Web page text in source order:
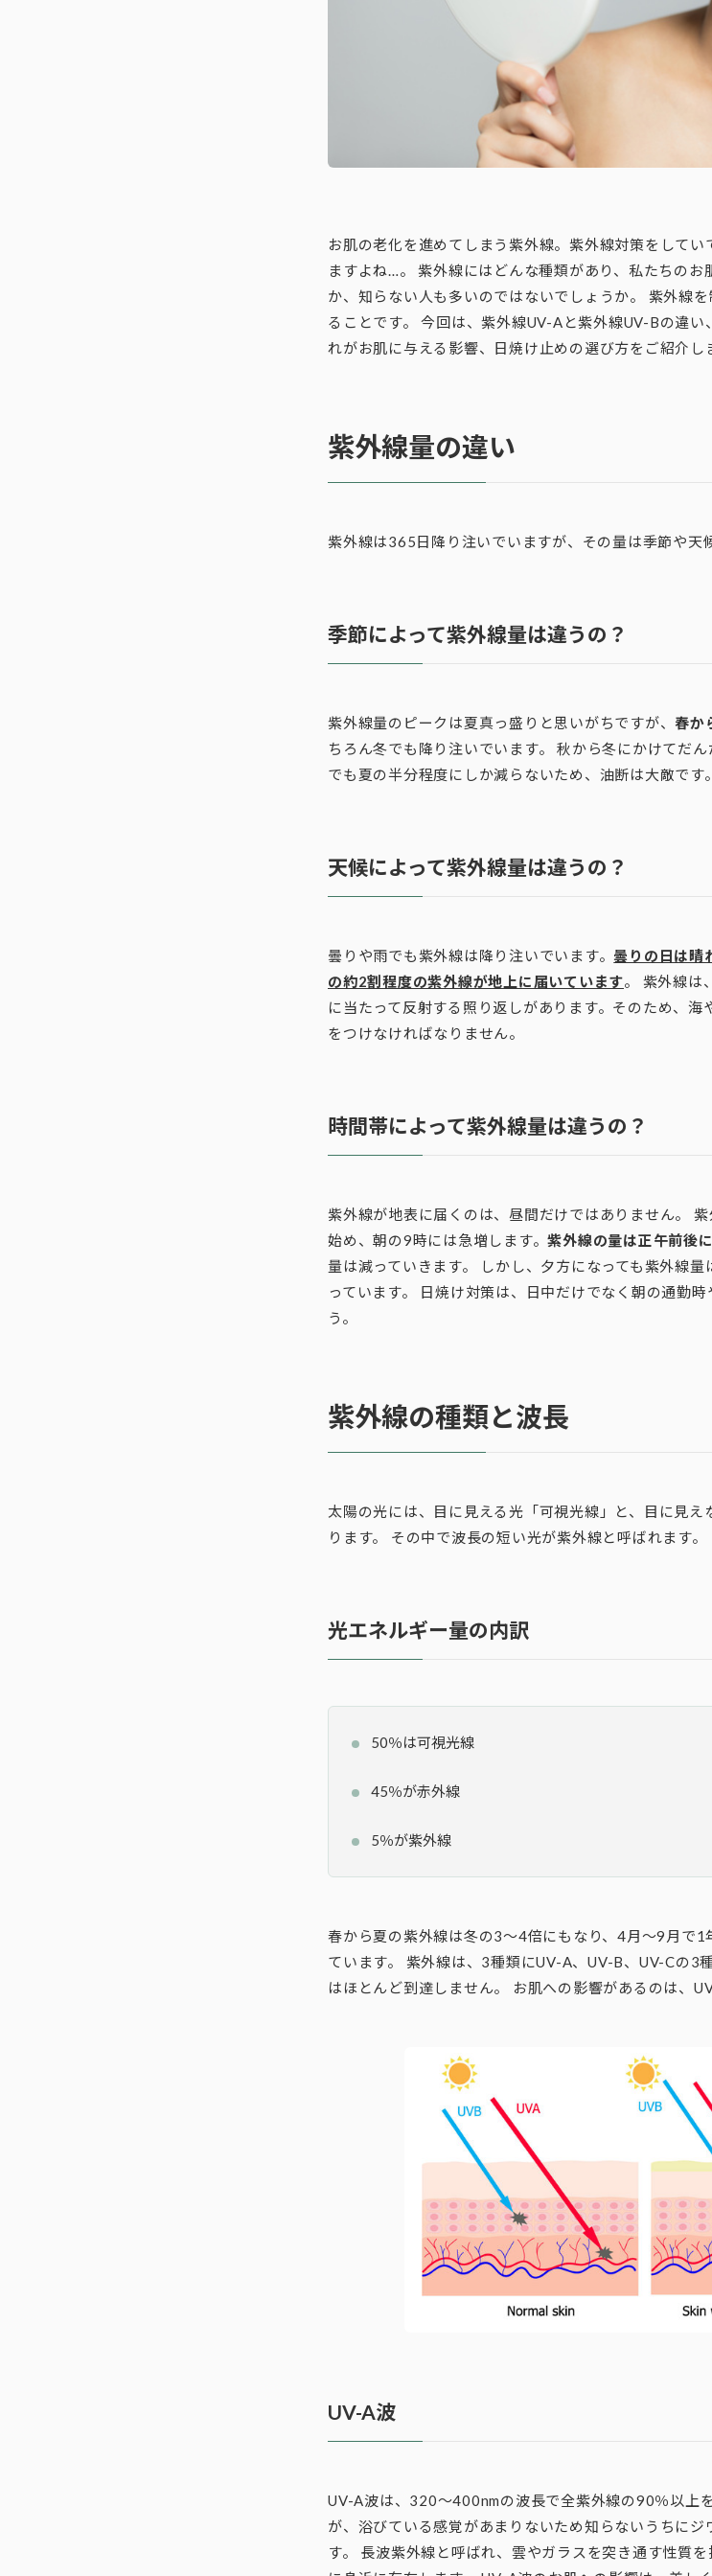
お肌の老化を進めてしまう紫外線。紫外線対策をしてい
ますよね…。 紫外線にはどんな種類があり、私たちのお
か、知らない人も多いのではないでしょうか。 紫外線
ることです。 今回は、紫外線UV-Aと紫外線UV-Bの違
れがお肌に与える影響、日焼け止めの選び方をご紹介し
紫外線量の違い
紫外線は365日降り注いでいますが、その量は季節や天
季節によって紫外線量は違うの？
紫外線量のピークは夏真っ盛りと思いがちですが、春か
ちろん冬でも降り注いでいます。 秋から冬にかけてだ
でも夏の半分程度にしか減らないため、油断は大敵です。
天候によって紫外線量は違うの？
曇りや雨でも紫外線は降り注いでいます。曇りの日は晴
の約2割程度の紫外線が地上に届いています。 紫外線は
に当たって反射する照り返しがあります。そのため、
をつけなければなりません。
時間帯によって紫外線量は違うの？
紫外線が地表に届くのは、昼間だけではありません。
始め、朝の9時には急増します。紫外線の量は正午前後
量は減っていきます。 しかし、夕方になっても紫外線
っています。 日焼け対策は、日中だけでなく朝の通勤
う。
紫外線の種類と波長
太陽の光には、目に見える光「可視光線」と、目に見
ります。 その中で波長の短い光が紫外線と呼ばれます。
光エネルギー量の内訳
50％は可視光線
45％が赤外線
5％が紫外線
春から夏の紫外線は冬の3～4倍にもなり、4月～9月で
ています。 紫外線は、3種類にUV-A、UV-B、UV-Cの3
はほとんど到達しません。 お肌への影響があるのは、
UV-A波
UV-A波は、320～400nmの波長で全紫外線の90％以上
が、浴びている感覚があまりないため知らないうちにジ
す。 長波紫外線と呼ばれ、雲やガラスを突き通す性質